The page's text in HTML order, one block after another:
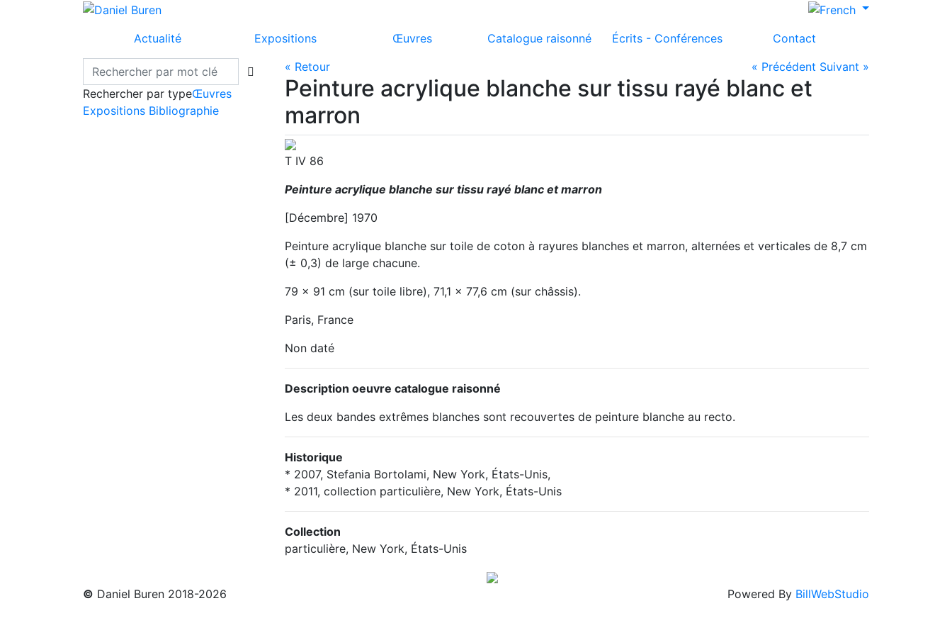
Actualité Expositions Œuvres Catalogue raisonné Écrits - Conférences Contact
Rechercher par typeŒuvres
Expositions Bibliographie
« Retour « Précédent Suivant »
Peinture acrylique blanche sur tissu rayé blanc et
marron
T IV 86
Peinture acrylique blanche sur tissu rayé blanc et marron
[Décembre] 1970
Peinture acrylique blanche sur toile de coton à rayures blanches et marron, alternées et verticales de 8,7 cm
(± 0,3) de large chacune.
79 x 91 cm (sur toile libre), 71,1 x 77,6 cm (sur châssis).
Paris, France
Non daté
Description oeuvre catalogue raisonné
Les deux bandes extrêmes blanches sont recouvertes de peinture blanche au recto.
Historique
* 2007, Stefania Bortolami, New York, États-Unis,
* 2011, collection particulière, New York, États-Unis
Collection
particulière, New York, États-Unis
© Daniel Buren 2018-2026 Powered By BillWebStudio